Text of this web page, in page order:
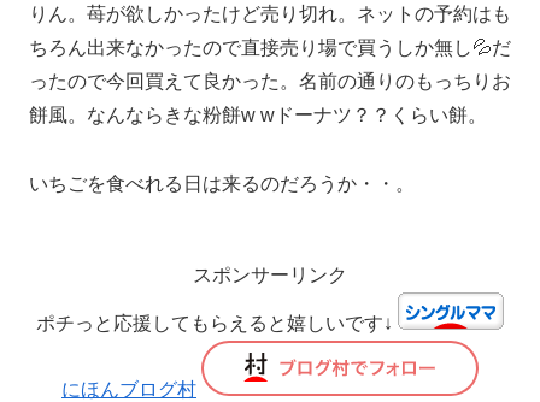
りん。苺が欲しかったけど売り切れ。ネットの予約はも
ちろん出来なかったので直接売り場で買うしか無し💦だ
ったので今回買えて良かった。名前の通りのもっちりお
餅風。なんならきな粉餅w wドーナツ？？くらい餅。
いちごを食べれる日は来るのだろうか・・。
スポンサーリンク
ポチっと応援してもらえると嬉しいです↓
にほんブログ村